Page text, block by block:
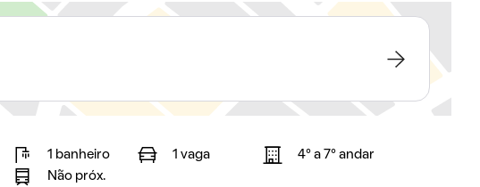
1 banheiro 1 vaga
4° a 7° andar
Não próx.